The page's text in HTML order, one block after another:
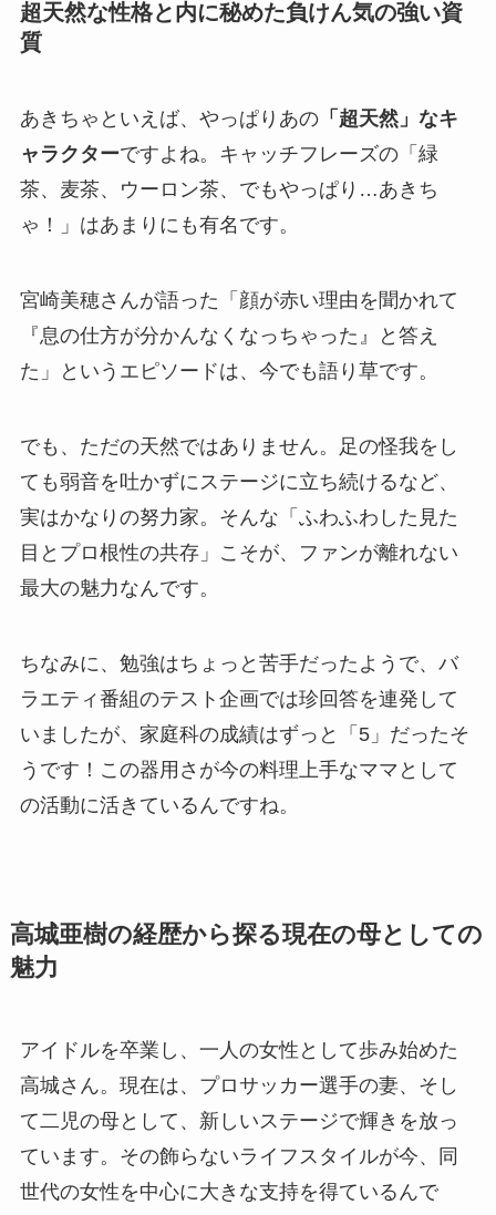
超天然な性格と内に秘めた負けん気の強い資
質
あきちゃといえば、やっぱりあの「超天然」なキ
ャラクターですよね。キャッチフレーズの「緑
茶、麦茶、ウーロン茶、でもやっぱり…あきち
ゃ！」はあまりにも有名です。
宮崎美穂さんが語った「顔が赤い理由を聞かれて
『息の仕方が分かんなくなっちゃった』と答え
た」というエピソードは、今でも語り草です。
でも、ただの天然ではありません。足の怪我をし
ても弱音を吐かずにステージに立ち続けるなど、
実はかなりの努力家。そんな「ふわふわした見た
目とプロ根性の共存」こそが、ファンが離れない
最大の魅力なんです。
ちなみに、勉強はちょっと苦手だったようで、バ
ラエティ番組のテスト企画では珍回答を連発して
いましたが、家庭科の成績はずっと「5」だったそ
うです！この器用さが今の料理上手なママとして
の活動に活きているんですね。
高城亜樹の経歴から探る現在の母としての
魅力
アイドルを卒業し、一人の女性として歩み始めた
高城さん。現在は、プロサッカー選手の妻、そし
て二児の母として、新しいステージで輝きを放っ
ています。その飾らないライフスタイルが今、同
世代の女性を中心に大きな支持を得ているんで